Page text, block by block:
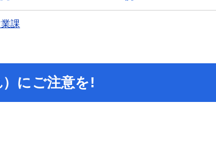
課
にご注意を!